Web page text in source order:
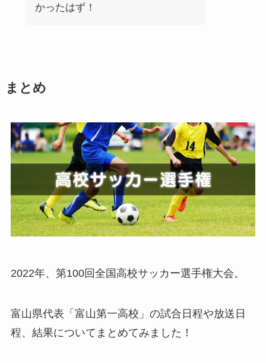
かったはず！
まとめ
2022年、第100回全国高校サッカー選手権大会。
富山県代表「富山第一高校」の試合日程や放送日
程、結果についてまとめてみました！